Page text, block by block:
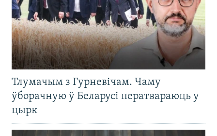
Тлумачым з Гурневічам. Чаму
ўборачную ў Беларусі ператвараюць у
цырк